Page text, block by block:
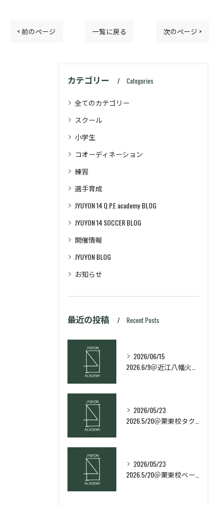
< 前のページ 一覧に戻る 次のページ >
カテゴリー Categories
全てのカテゴリー
スクール
小学生
コオーディネーション
練習
選手育成
JYUYON 14 Q.P.E academy BLOG
JYUYON 14 SOCCER BLOG
開催情報
JYUYON BLOG
お知らせ
最近の投稿 Recent Posts
2026/06/15
2026/05/23
2026/05/23